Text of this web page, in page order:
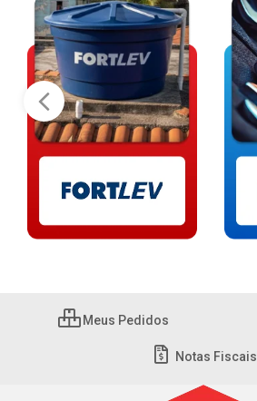
Meus Pedidos
Notas Fiscais